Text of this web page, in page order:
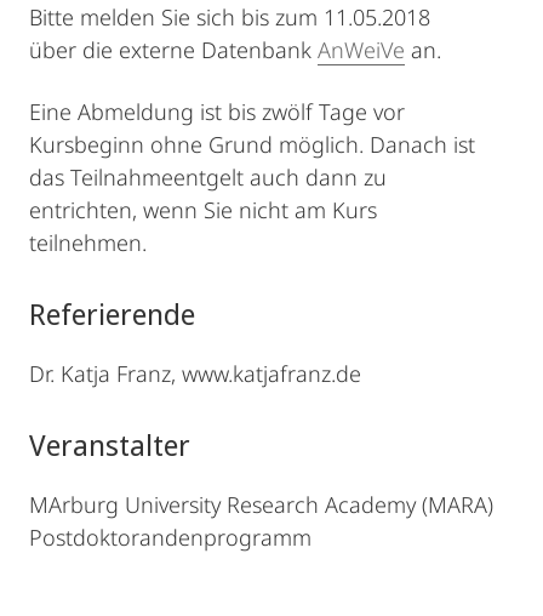
Bitte melden Sie sich bis zum 11.05.2018
über die externe Datenbank AnWeiVe an.
Eine Abmeldung ist bis zwölf Tage vor
Kursbeginn ohne Grund möglich. Danach ist
das Teilnahmeentgelt auch dann zu
entrichten, wenn Sie nicht am Kurs
teilnehmen.
Referierende
Dr. Katja Franz, www.katjafranz.de
Veranstalter
MArburg University Research Academy (MARA)
Postdoktorandenprogramm